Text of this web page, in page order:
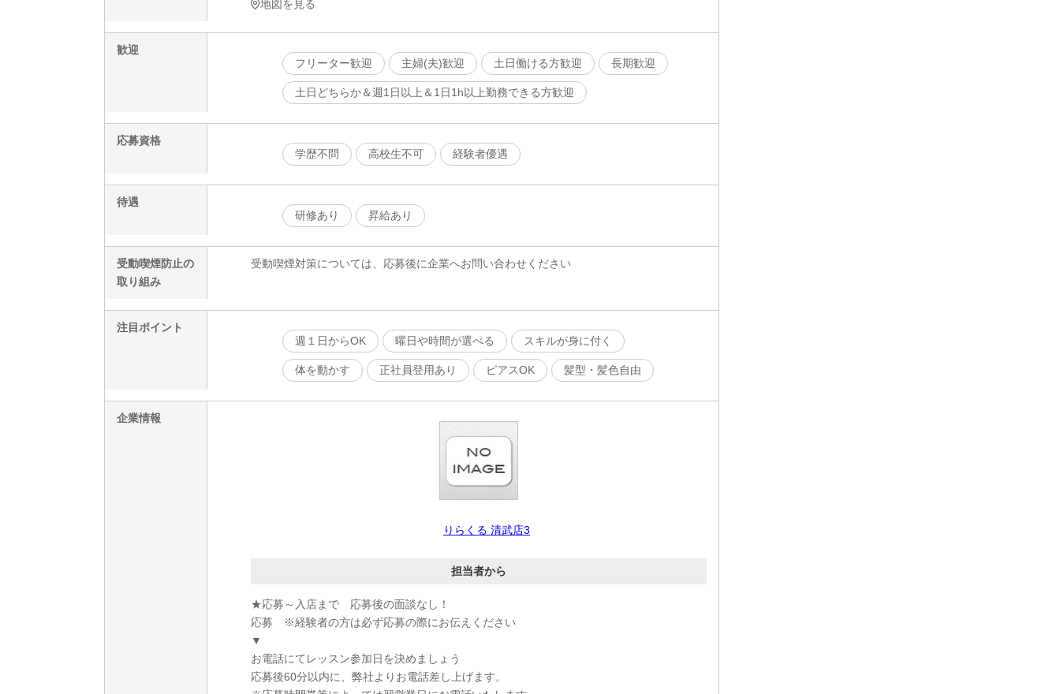
地図を見る
歓迎
フリーター歓迎
主婦(夫)歓迎 土日働ける方歓迎 長期歓迎
土日どちらか＆週1日以上＆1日1h以上勤務できる方歓迎
応募資格
学歴不問
高校生不可 経験者優遇
待遇
研修あり
昇給あり
受動喫煙防止の
取り組み
受動喫煙対策については、応募後に企業へお問い合わせください
注目ポイント
週１日からOK
曜日や時間が選べる スキルが身に付く
体を動かす 正社員登用あり ピアスOK 髪型・髪色自由
企業情報
りらくる 清武店3
担当者から
★応募～入店まで 応募後の面談なし！
応募 ※経験者の方は必ず応募の際にお伝えください
▼
お電話にてレッスン参加日を決めましょう
応募後60分以内に、弊社よりお電話差し上げます。